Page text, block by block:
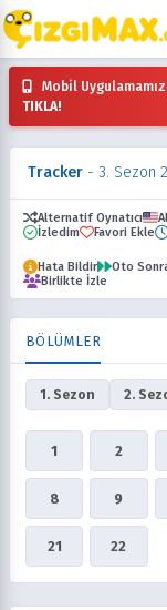
Mobil
TIKLA!
Tracker - 3. Sezon
Alternatif Oynatıcı
İzledim
Favori Ekle
Hata Bildir Oto
Birlikte İzle
BÖLÜMLER
1. Sezon 2.
1 2
8 9
21 22